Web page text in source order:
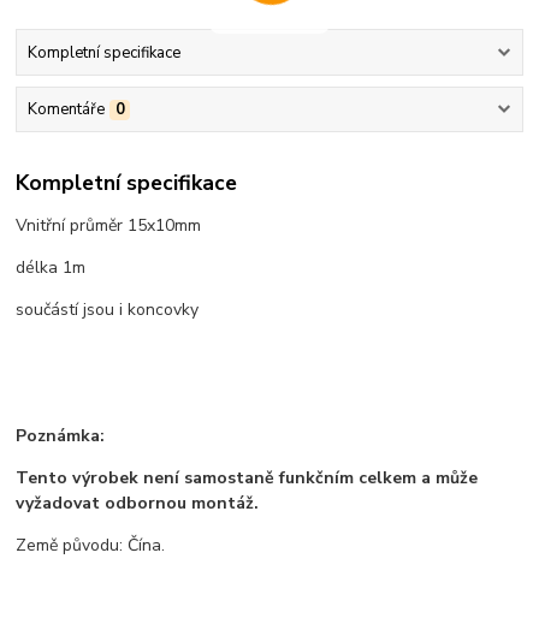
Kompletní specifikace
Komentáře 0
Kompletní specifikace
Vnitřní průměr 15x10mm
délka 1m
součástí jsou i koncovky
Poznámka:
Tento výrobek není samostaně funkčním celkem a může
vyžadovat odbornou montáž.
Země původu: Čína.